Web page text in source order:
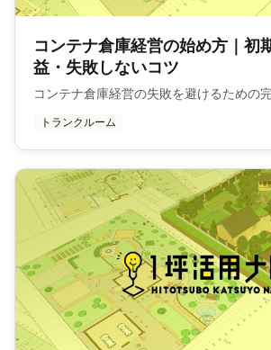
コンテナ倉庫経営の始め方｜初
益・失敗しないコツ
コンテナ倉庫経営の失敗を避けるための
トランクルーム